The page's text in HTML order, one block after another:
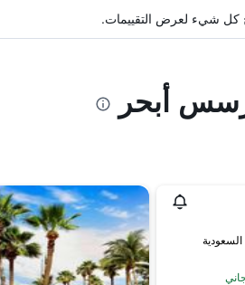
كل شيء لعرض التقييمات.
أبحر